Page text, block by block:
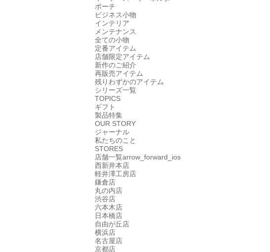
ポーチ
ビジネス小物
インテリア
メンテナンス
全ての小物
定番アイテム
店舗限定アイテム
新作のご紹介
再販売アイテム
残りわずかのアイテム
シリーズ一覧
TOPICS
ギフト
製品特集
OUR STORY
ジャーナル
私たちのこと
STORES
店舗一覧arrow_forward_ios
西新井本店
軽井澤工房店
鎌倉店
丸の内店
渋谷店
六本木店
日本橋店
自由が丘店
横浜店
名古屋店
京都店